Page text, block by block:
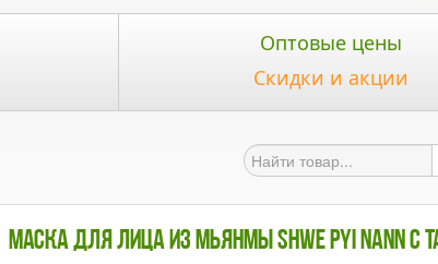
Оптовые цены
Скидки и акции
Маска Для Лица Из Мьянмы Shwe Pyi Nann С